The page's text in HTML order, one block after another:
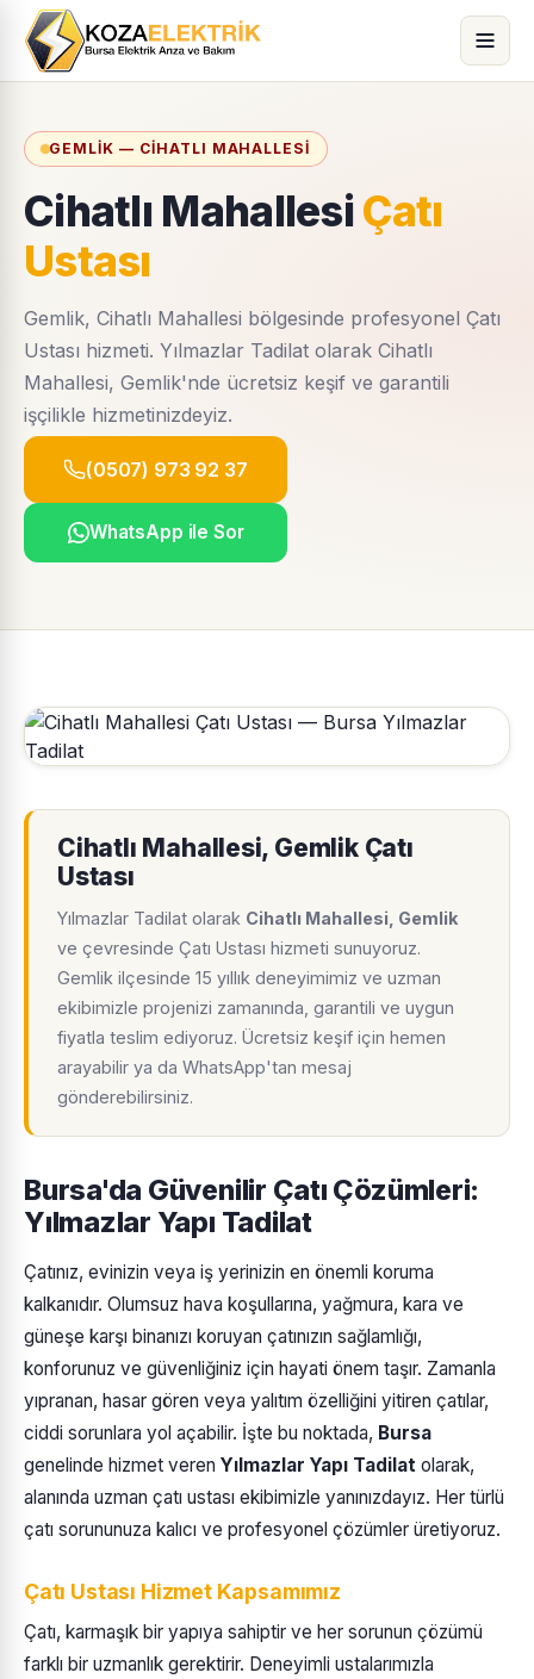
GEMLIK — CIHATLI MAHALLESI
Cihatlı Mahallesi Çatı
Ustası
Gemlik, Cihatlı Mahallesi bölgesinde profesyonel Çatı
Ustası hizmeti. Yılmazlar Tadilat olarak Cihatlı
Mahallesi, Gemlik'nde ücretsiz keşif ve garantili
işçilikle hizmetinizdeyiz.
(0507) 973 92 37
WhatsApp ile Sor
Cihatlı Mahallesi, Gemlik Çatı
Ustası
Yılmazlar Tadilat olarak Cihatlı Mahallesi, Gemlik
ve çevresinde Çatı Ustası hizmeti sunuyoruz.
Gemlik ilçesinde 15 yıllık deneyimimiz ve uzman
ekibimizle projenizi zamanında, garantili ve uygun
fiyatla teslim ediyoruz. Ücretsiz keşif için hemen
arayabilir ya da WhatsApp'tan mesaj
gönderebilirsiniz.
Bursa'da Güvenilir Çatı Çözümleri:
Yılmazlar Yapı Tadilat
Çatınız, evinizin veya iş yerinizin en önemli koruma
kalkanıdır. Olumsuz hava koşullarına, yağmura, kara ve
güneşe karşı binanızı koruyan çatınızın sağlamlığı,
konforunuz ve güvenliğiniz için hayati önem taşır. Zamanla
yıpranan, hasar gören veya yalıtım özelliğini yitiren çatılar,
ciddi sorunlara yol açabilir. İşte bu noktada, Bursa
genelinde hizmet veren Yılmazlar Yapı Tadilat olarak,
alanında uzman çatı ustası ekibimizle yanınızdayız. Her türlü
çatı sorununuza kalıcı ve profesyonel çözümler üretiyoruz.
Çatı Ustası Hizmet Kapsamımız
Çatı, karmaşık bir yapıya sahiptir ve her sorunun çözümü
farklı bir uzmanlık gerektirir. Deneyimli ustalarımızla